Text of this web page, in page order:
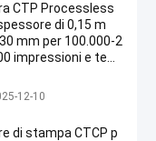
CTP Processless
di 0,15 m
mm per 100.000-2
impressioni e tem
di Processless
12-10
di stampa CTCP p